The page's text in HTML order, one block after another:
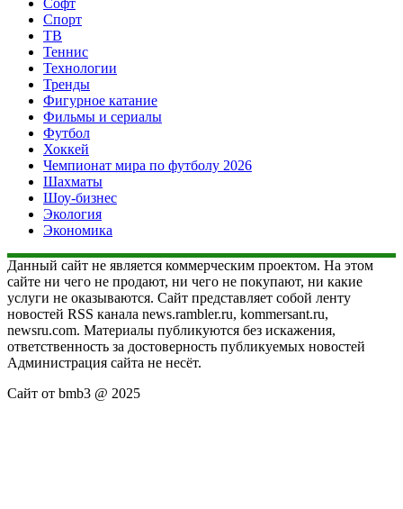
Спорт
ТВ
Теннис
Технологии
Тренды
Фигурное катание
Фильмы и сериалы
Футбол
Хоккей
Чемпионат мира по футболу 2026
Шахматы
Шоу-бизнес
Экология
Экономика
Данный сайт не является коммерческим проектом. На этом
сайте ни чего не продают, ни чего не покупают, ни какие
услуги не оказываются. Сайт представляет собой ленту
новостей RSS канала news.rambler.ru, kommersant.ru,
newsru.com. Материалы публикуются без искажения,
ответственность за достоверность публикуемых новостей
Администрация сайта не несёт.
Сайт от bmb3 @ 2025